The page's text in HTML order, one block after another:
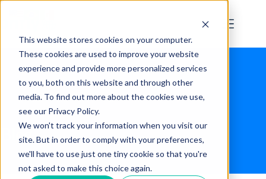
This website stores cookies on your computer.
These cookies are used to improve your website
experience and provide more personalized services
to you, both on this website and through other
media. To find out more about the cookies we use,
see our Privacy Policy.
We won't track your information when you visit our
site. But in order to comply with your preferences,
we'll have to use just one tiny cookie so that you're
not asked to make this choice again.
Blog